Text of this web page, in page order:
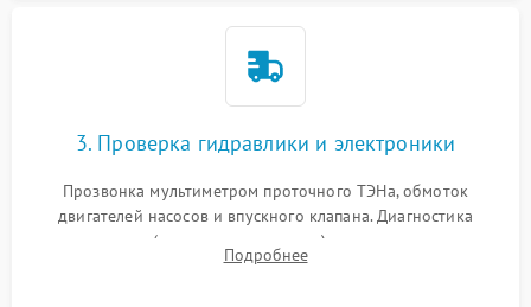
3. Проверка гидравлики и электроники
Прозвонка мультиметром проточного ТЭНа, обмоток
двигателей насосов и впускного клапана. Диагностика
прессостата (датчика уровня воды), датчика мутности,
концевика дверцы и электронного модуля управления.
Подробнее